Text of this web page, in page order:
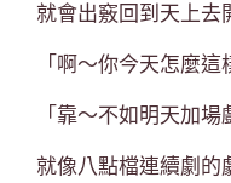
就會出竅回到天上去
「啊～你今天怎麼
「靠～不如明天加
就像八點檔連續劇的